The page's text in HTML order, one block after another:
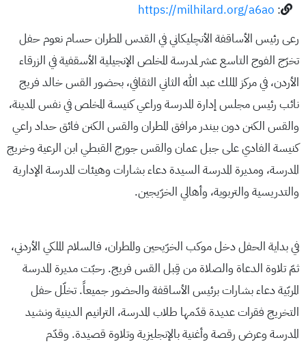
:
https://milhilard.org/a6ao
رعى رئيس الأساقفة الأنچليكاني في القدس المطران حسام نعوم حفل
تخرّج الفوج التاسع عشر لمدرسة المخلص الإنجيلية الأسقفية في الزرقاء
الأردن، في مركز الملك عبد الله الثاني الثقافي، بحضور القس خالد فريج
نائب رئيس مجلس إدارة المدرسة وراعي كنيسة المخلص في نفس المدينة،
والقس الكنن دون بيندر مرافق المطران والقس الكنن فائق حداد راعي
كنيسة الفادي على جبل عمان والقس جورج القبطي ابن الرعية وخريج
المدرسة، ومديرة المدرسة السيدة دعاء بشارات وهيئات المدرسة الإدارية
والتدريسية والتربوية، وأهالي الخرّيجين.
في بداية الحفل دخل موكب الخرّيحين والمطران، فالسلام الملكي الأردني،
ثمّ تلاوة الدعاة والصلاة من قِبل القس فريج. رحبّت مديرة المدرسة
المربّية دعاء بشارات برئيس الأساقفة والحضور جميعاً. تخلّل حفل
التخريج فقرات عديدة قدّمها طلاب المدرسة، الترانيم الدينية ونشيد
المدرسة وعرض رقصة وأغنية بالإنجليزية وتلاوة قصيدة. وقدّم